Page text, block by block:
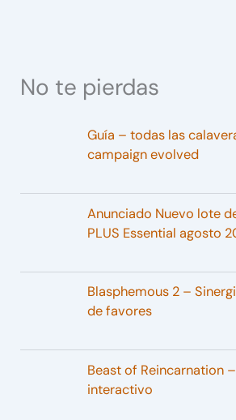
No te pierdas
Guía – todas las
campaign evolved
Anunciado Nuevo lote
PLUS Essential agosto
Blasphemous 2 –
de favores
Beast of Reincarnation
interactivo